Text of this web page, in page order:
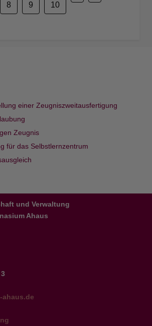
8 9 10
einer Zeugniszweitausfertigung
Zeugnis
für das Selbstlernzentrum
und Verwaltung
Ahaus
ahaus.de